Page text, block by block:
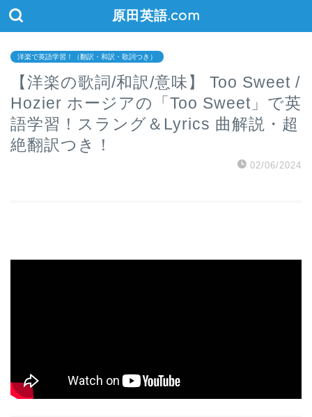
原田英語.com
洋楽で英語学習！（翻訳・和訳・歌詞つき）
【洋楽の歌詞/和訳/意味】 Too Sweet /
Hozier ホージアの「Too Sweet」で英
語学習！スラング＆Lyrics 曲解説・超
絶翻訳つき！
02/06/2024